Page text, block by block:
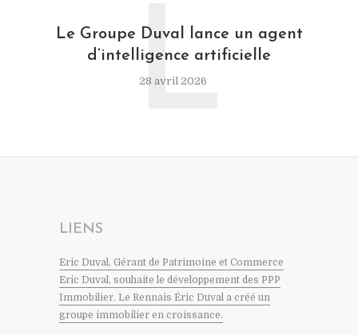
Le Groupe Duval lance un agent
d’intelligence artificielle
28 avril 2026
L
LIENS
Eric Duval, Gérant de Patrimoine et Commerce
Eric Duval, souhaite le développement des PPP
Immobilier. Le Rennais Éric Duval a créé un
groupe immobilier en croissance.